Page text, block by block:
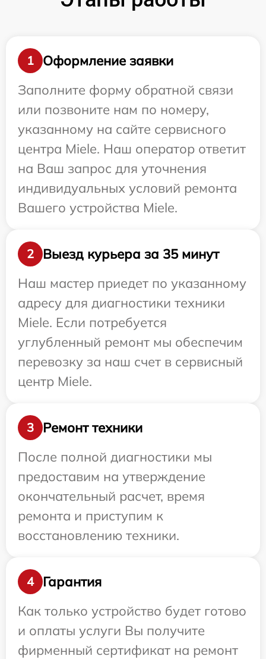
1
Оформление заявки
Заполните форму обратной связи
или позвоните нам по номеру,
указанному на сайте сервисного
центра Miele. Наш оператор ответит
на Ваш запрос для уточнения
индивидуальных условий ремонта
Вашего устройства Miele.
2
Выезд курьера за 35 минут
Наш мастер приедет по указанному
адресу для диагностики техники
Miele. Если потребуется
углубленный ремонт мы обеспечим
перевозку за наш счет в сервисный
центр Miele.
3
Ремонт техники
После полной диагностики мы
предоставим на утверждение
окончательный расчет, время
ремонта и приступим к
восстановлению техники.
4
Гарантия
Как только устройство будет готово
и оплаты услуги Вы получите
фирменный сертификат на ремонт